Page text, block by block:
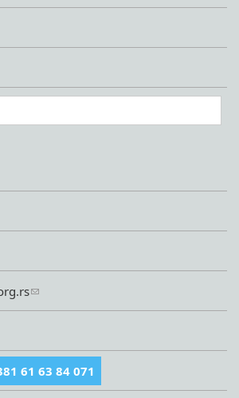
61 63 84 071